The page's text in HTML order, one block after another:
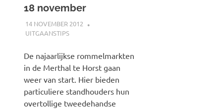
18 november
14 NOVEMBER 2012
UITGAANSTIPS
De najaarlijkse rommelmarkten
in de Merthal te Horst gaan
weer van start. Hier bieden
particuliere standhouders hun
overtollige tweedehandse